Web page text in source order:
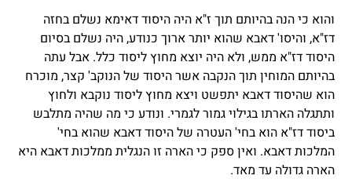
והוא כי הנה בהיותם תוך ז"א היה היסוד דאימא נשלם בחזה
דז"א, והיסו' דאבא שהוא יותר ארוך כנודע, היה נשלם בסיום
היסוד דז"א ממש, ולא היה יוצא מחוץ ליסוד כלל. אבל עתה
בהיותם המוחין תוך הנקבה אשר היסוד של הנוקב' קצר, מוכרח
הוא שהיסוד דאבא יתפשט ויצא מחוץ ליסוד נוקבא ולחוץ
ותתגלה הארתו בגילוי גמור לגמרי. ונודע כי מה שהיה מתלבש
ביסוד דז"א הוא בחי' העטרה של היסוד דאבא שהוא בחי'
המלכות דאבא. ואין ספק כי הארה זו הנגלית ממלכות דאבא היא
הארה גדולה עד מאד.